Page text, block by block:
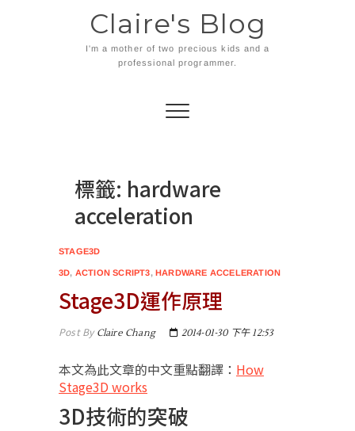
Claire's Blog
I'm a mother of two precious kids and a
professional programmer.
標籤: hardware
acceleration
STAGE3D
3D, ACTION SCRIPT3,HARDWARE ACCELERATION
Stage3D運作原理
Post ByClaire Chang 2014-01-30 下午 12:53
本文為此文章的中文重點翻譯： How
Stage3D works
3D技術的突破